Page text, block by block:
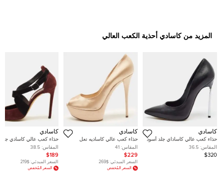
المزيد من كاسادي أحذية الكعب العالي
كاسادي
حذاء كعب عالي كاساداي جلد أسود
مقاس 36.5
المقاس: 36.5
$320
كاسادي
حذاء كعب عالي كاساديه نعل
سميك مقدمة مفتوحة ساتان بيج
مقاس 41
المقاس: 41
$229
السعر المبدئي: $269
السعر المُخفض
كاسادي
حذاء كعب عالي كاسادي جلد
بسيور متعاكسة مقدمة
مقاس 37
المقاس: 38.5
$189
السعر المبدئي: $219
السعر المُخفض